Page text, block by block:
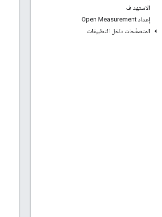
الاستهداف
إعداد Open Measurement
المتصفّحات داخل التطبيقات